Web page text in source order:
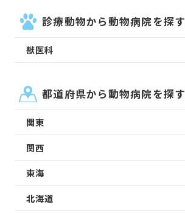
診療動物から動物病院を探す
獣医科
都道府県から動物病院を探す
関東
関西
東海
北海道